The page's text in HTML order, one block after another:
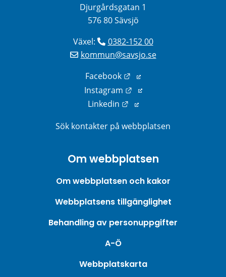
Djurgårdsgatan 1
576 80 Sävsjö
Växel:
0382-152 00
kommun@savsjo.se
Facebook
Länk till annan
Instagram
Länk till annan
Linkedin
Länk till annan webbplats.
Sök kontakter på webbplatsen
Om webbplatsen
Om webbplatsen och kakor
Webbplatsens tillgänglighet
Behandling av personuppgifter
A-Ö
Webbplatskarta